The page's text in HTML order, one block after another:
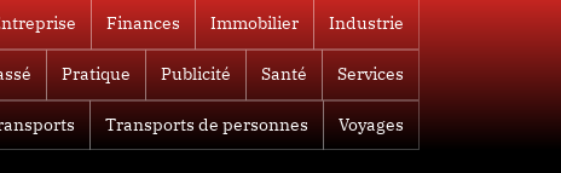
Finances Immobilier Industrie
Pratique Publicité Santé Services
Transports de personnes Voyages